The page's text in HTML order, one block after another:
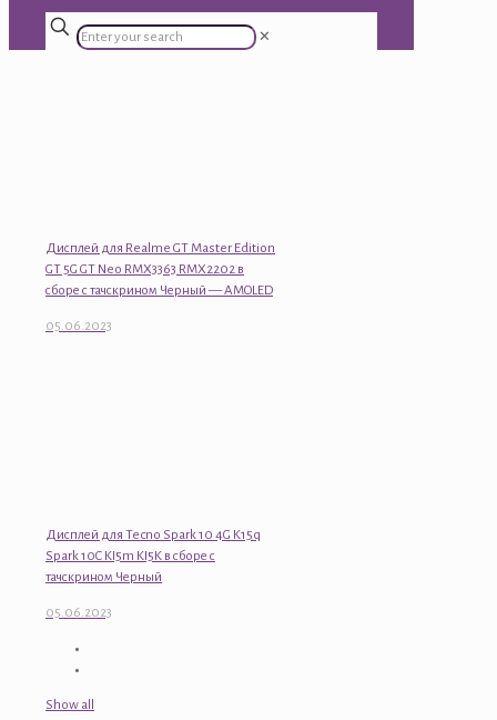
✕
Дисплей для Realme GT Master Edition
GT 5G GT Neo RMX3363 RMX2202 в
сборе с тачскрином Черный — AMOLED
05.06.2023
Дисплей для Tecno Spark 10 4G K15q
Spark 10C KI5m KI5K в сборе с
тачскрином Черный
05.06.2023
Show all